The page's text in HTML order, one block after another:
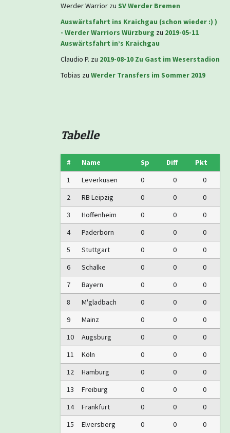
Werder Warrior zu SV Werder Bremen
Auswärtsfahrt ins Kraichgau (schon wieder :) )
- Werder Warriors Würzburg zu 2019-05-11
Auswärtsfahrt in’s Kraichgau
Claudio P. zu 2019-08-10 Zu Gast im Weserstadion
Tobias zu Werder Transfers im Sommer 2019
Tabelle
# Name Sp Diff
Pkt
1
Leverkusen 0 0
0
2
RB Leipzig 0 0
0
3
Hoffenheim 0 0
0
4
Paderborn 0 0
0
5
Stuttgart 0 0
0
6
Schalke 0 0
0
7
Bayern 0 0
0
8
M'gladbach 0 0
0
9
Mainz 0 0
0
10
Augsburg 0 0
0
11
Köln 0 0
0
12
Hamburg 0 0
0
13
Freiburg 0 0
0
14
Frankfurt 0 0
0
15
Elversberg 0 0 0